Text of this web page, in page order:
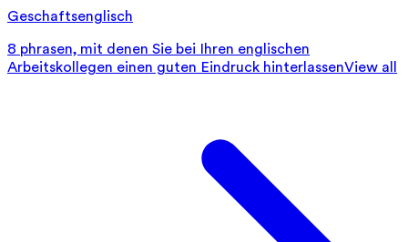
Geschaftsenglisch
8 phrasen, mit denen Sie bei Ihren englischen
Arbeitskollegen einen guten Eindruck hinterlassenView all